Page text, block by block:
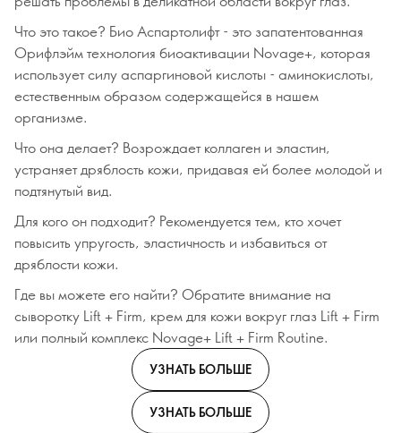
Что это такое? Био Аспартолифт - это запатентованная
Орифлэйм технология биоактивации Novage+, которая
использует силу аспаргиновой кислоты - аминокислоты,
естественным образом содержащейся в нашем
организме.
Что она делает? Возрождает коллаген и эластин,
устраняет дряблость кожи, придавая ей более молодой и
подтянутый вид.
Для кого он подходит? Рекомендуется тем, кто хочет
повысить упругость, эластичность и избавиться от
дряблости кожи.
Где вы можете его найти? Обратите внимание на
сыворотку Lift + Firm, крем для кожи вокруг глаз Lift + Firm
или полный комплекс Novage+ Lift + Firm Routine.
УЗНАТЬ БОЛЬШЕ
УЗНАТЬ БОЛЬШЕ